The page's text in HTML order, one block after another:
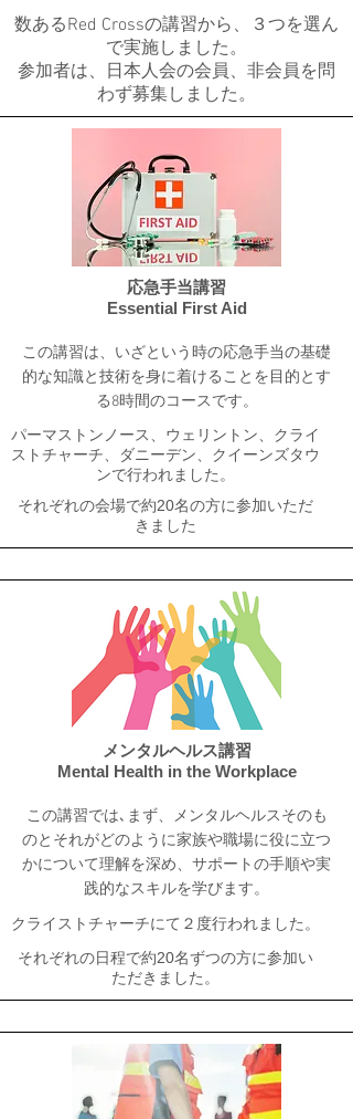
数あるRed Crossの講習から、３つを選ん
で実施しました。
参加者は、日本人会の会員、非会員を問
わず募集しました。
応急手当講習
Essential First Aid
この講習は、いざという時の応急手当の基礎
的な知識と技術を身に着けることを目的とす
る8時間のコースです。
パーマストンノース、ウェリントン、クライ
ストチャーチ、ダニーデン、クイーンズタウ
ンで行われました。
それぞれの会場で約20名の方に参加いただ
きました
メンタルヘルス講習
Mental Health in the Workplace
この講習では､まず、メンタルヘルスそのも
のとそれがどのように家族や職場に役に立つ
かについて理解を深め、サポートの手順や実
践的なスキルを学びます。
​クライストチャーチにて２度行われました。
それぞれの日程で約20名ずつの方に参加い
ただきました。